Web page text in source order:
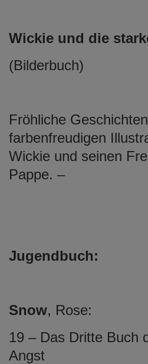
Wickie und die
(Bilderbuch)
Fröhliche
farbenfreudigen
Wickie und seinen
Pappe. –
Jugendbuch:
Snow, Rose:
19 – Das Dritte Buch
Angst